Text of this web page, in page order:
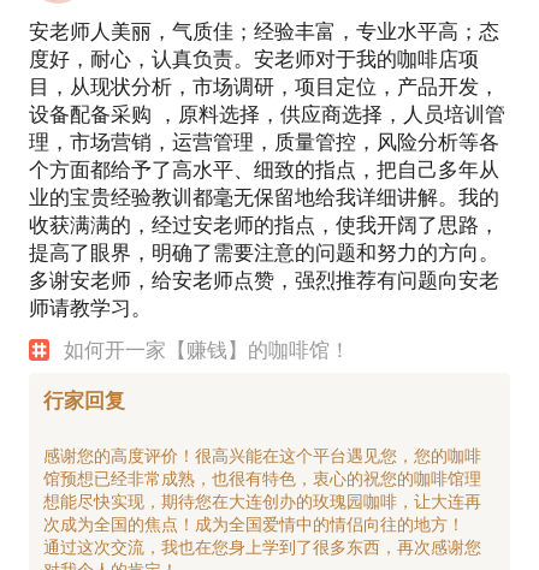
安老师人美丽，气质佳；经验丰富，专业水平高；态
度好，耐心，认真负责。安老师对于我的咖啡店项
目，从现状分析，市场调研，项目定位，产品开发，
设备配备采购 ，原料选择，供应商选择，人员培训管
理，市场营销，运营管理，质量管控，风险分析等各
个方面都给予了高水平、细致的指点，把自己多年从
业的宝贵经验教训都毫无保留地给我详细讲解。我的
收获满满的，经过安老师的指点，使我开阔了思路，
提高了眼界，明确了需要注意的问题和努力的方向。
多谢安老师，给安老师点赞，强烈推荐有问题向安老
师请教学习。
如何开一家【赚钱】的咖啡馆！
行家回复
感谢您的高度评价！很高兴能在这个平台遇见您，您的咖啡
馆预想已经非常成熟，也很有特色，衷心的祝您的咖啡馆理
想能尽快实现，期待您在大连创办的玫瑰园咖啡，让大连再
次成为全国的焦点！成为全国爱情中的情侣向往的地方！
通过这次交流，我也在您身上学到了很多东西，再次感谢您